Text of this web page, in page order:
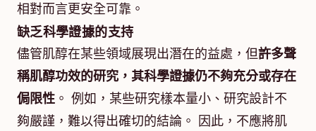
相對而言更安全可靠。
缺乏科學證據的支持
儘管肌醇在某些領域展現出潛在的益處，但許多聲
稱肌醇功效的研究，其科學證據仍不夠充分或存在
侷限性 。 例如，某些研究樣本量小、研究設計不
夠嚴謹，難以得出確切的結論。 因此，不應將肌